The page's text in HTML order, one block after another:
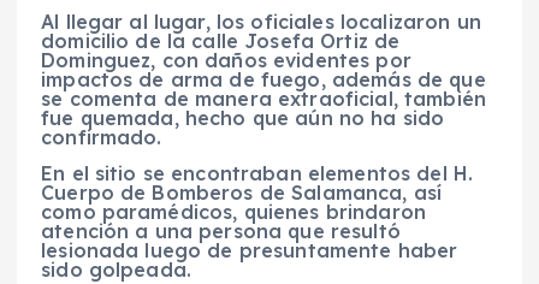
Al llegar al lugar, los oficiales localizaron un
domicilio de la calle Josefa Ortiz de
Dominguez, con daños evidentes por
impactos de arma de fuego, además de que
se comenta de manera extraoficial, también
fue quemada, hecho que aún no ha sido
confirmado.
En el sitio se encontraban elementos del H.
Cuerpo de Bomberos de Salamanca, así
como paramédicos, quienes brindaron
atención a una persona que resultó
lesionada luego de presuntamente haber
sido golpeada.